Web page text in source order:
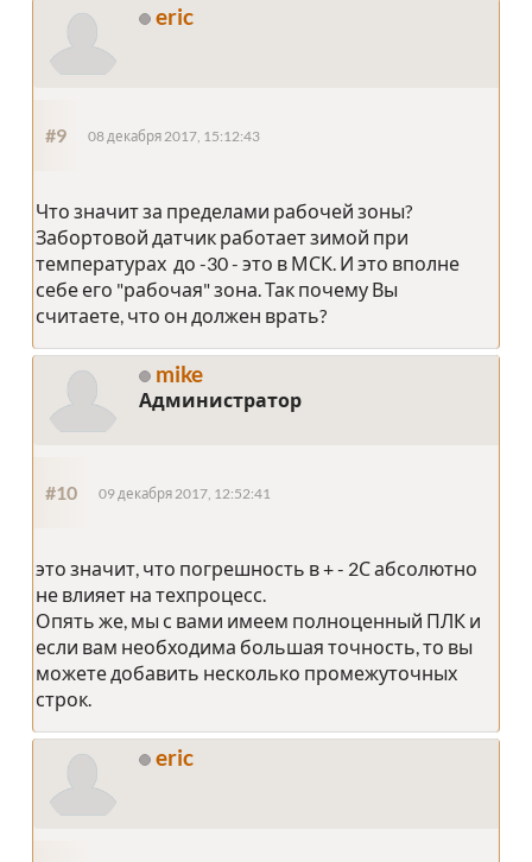
eric
#9 08 декабря 2017, 15:12:43
Что значит за пределами рабочей зоны?
Забортовой датчик работает зимой при
температурах до -30 - это в МСК. И это вполне
себе его "рабочая" зона. Так почему Вы
считаете, что он должен врать?
mike
Администратор
#10 09 декабря 2017, 12:52:41
это значит, что погрешность в + - 2С абсолютно
не влияет на техпроцесс.
Опять же, мы с вами имеем полноценный ПЛК и
если вам необходима большая точность, то вы
можете добавить несколько промежуточных
строк.
eric